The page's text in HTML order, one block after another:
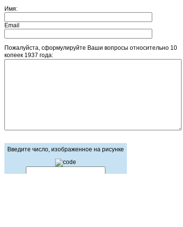
Имя:
Email
Пожалуйста, сформулируйте Ваши вопросы относительно 10
копеек 1937 года:
Введите число, изображенное на рисунке